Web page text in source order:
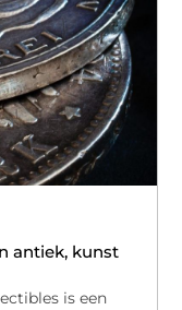
antiek, kunst
is een